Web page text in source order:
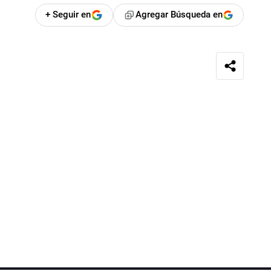
+ Seguir en Agregar Búsqueda en